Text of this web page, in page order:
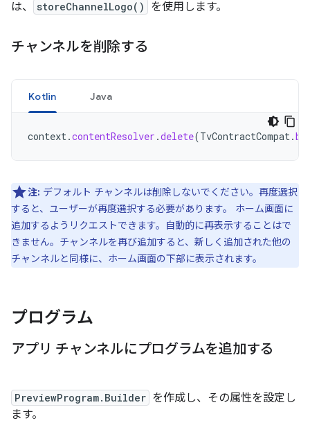
は、 storeChannelLogo() を使用します。
チャンネルを削除する
Kotlin Java
context.contentResolver .delete(TvContractCompat.
注: デフォルト チャンネルは削除しないでください。再度選択
すると、ユーザーが再度選択する必要があります。 ホーム画面に
追加するようリクエストできます。自動的に再表示することはで
きません。チャンネルを再び追加すると、新しく追加された他の
チャンネルと同様に、ホーム画面の下部に表示されます。
プログラム
アプリ チャンネルにプログラムを追加する
PreviewProgram.Builder を作成し、その属性を設定し
ます。